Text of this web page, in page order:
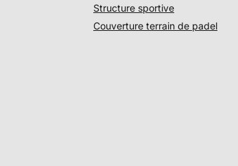
Structure sportive
Couverture terrain de padel